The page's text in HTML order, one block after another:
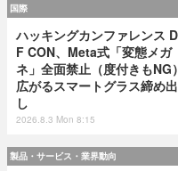
国際
ハッキングカンファレンス
F CON、Meta式「変態メガ
ネ」全面禁止（度付きもNG）
広がるスマートグラス締め出
し
2026.8.3 Mon 8:15
製品・サービス・業界動向